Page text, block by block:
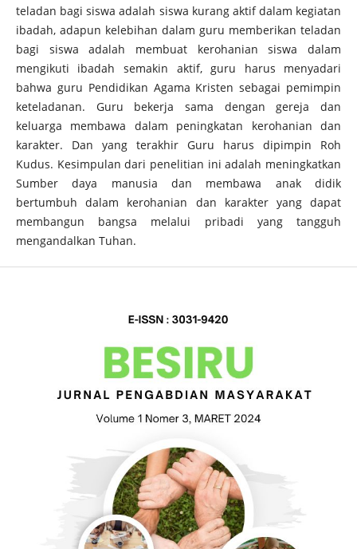
teladan bagi siswa adalah siswa kurang aktif dalam kegiatan
ibadah, adapun kelebihan dalam guru memberikan teladan
bagi siswa adalah membuat kerohanian siswa dalam
mengikuti ibadah semakin aktif, guru harus menyadari
bahwa guru Pendidikan Agama Kristen sebagai pemimpin
keteladanan. Guru bekerja sama dengan gereja dan
keluarga membawa dalam peningkatan kerohanian dan
karakter. Dan yang terakhir Guru harus dipimpin Roh
Kudus. Kesimpulan dari penelitian ini adalah meningkatkan
Sumber daya manusia dan membawa anak didik
bertumbuh dalam kerohanian dan karakter yang dapat
membangun bangsa melalui pribadi yang tangguh
mengandalkan Tuhan.